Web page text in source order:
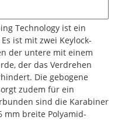
Technology ist ein
ist mit zwei Keylock-
der untere mit einem
der das Verdrehen
Die gebogene
zudem für ein
sind die Karabiner
mm breite Polyamid-